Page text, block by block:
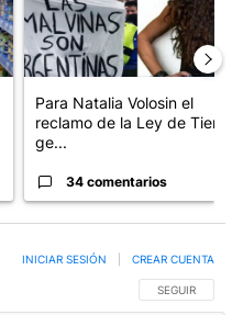
Para Natalia Volosin el
reclamo de la Ley de Tierras
ge...
34 comentarios
SIGA ESTA
SEGUIR
INICIAR SESIÓN CREAR CUENTA